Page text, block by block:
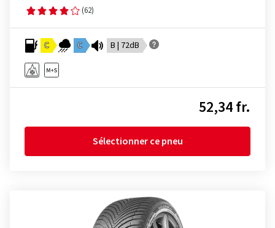
(62)
C C B | 72dB
52,34 fr.
Sélectionner ce pneu